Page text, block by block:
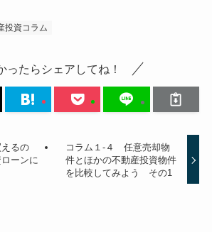
投資コラム
ったらシェアしてね！
るの
ーンに
コラム１-４ 任意売却物
件とほかの不動産投資物件
を比較してみよう その1